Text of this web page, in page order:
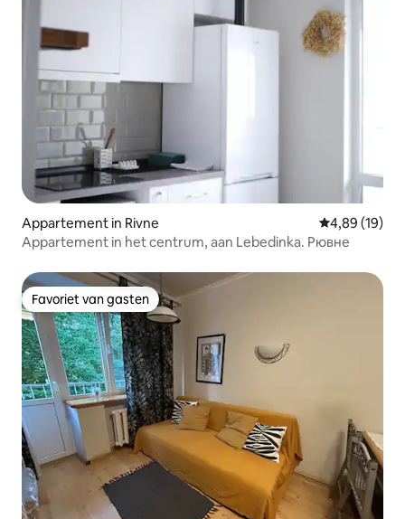
Appartement in Rivne Gemiddelde
4,89 (19)
Appartement in het centrum, aan Lebedinka. Рювне
Favoriet van gasten
Favoriet van gasten